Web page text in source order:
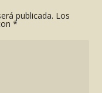
publicada. Los
*